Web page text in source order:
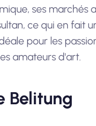
ses marchés
ce qui en fait
pour les
amateurs d'art.
Belitung